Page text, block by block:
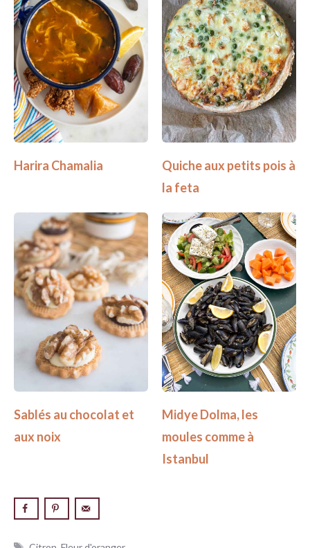
Harira Chamalia
Quiche aux petits pois à
la feta
Sablés au chocolat et
aux noix
Midye Dolma, les
moules comme à
Istanbul
Étiquettes